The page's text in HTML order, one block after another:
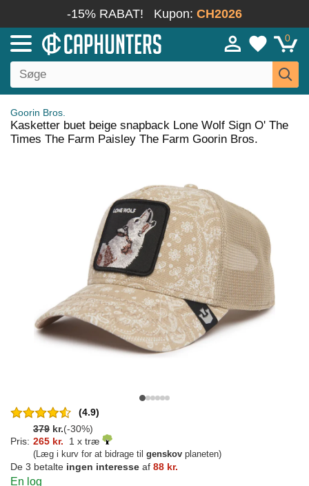
-15% RABAT! Kupon: CH2026
0
Goorin Bros.
Kasketter buet beige snapback Lone Wolf Sign O' The
Times The Farm Paisley The Farm Goorin Bros.
(4.9)
379 kr.(-30%)
Pris: 265 kr. 1 x træ
(Læg i kurv for at bidrage til genskov planeten)
De 3 betalte ingen interesse af 88 kr.
En log